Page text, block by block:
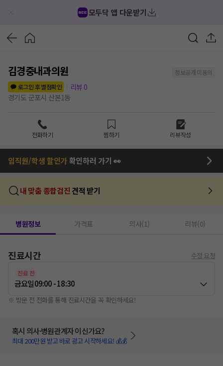
모두닥 앱 다운받기
김경중내과의원
정보공개 미동의
로그인 후 별점확인
리뷰 0
경기도 군포시 산본1동
전화하기 찜하기 리뷰작성
임직원/학생 할인가확인하러 가기 👀
내 맞춤 종합검진 견적 받기
병원정보 가격표 의사(1) 리뷰(0)
진료시간 수정 요청
진료 전
금요일09:00 - 18:30
※ 방문 전 전화를 통해 진료시간을 꼭 확인하세요!
혹시 의사·병원관계자 이신가요?
최대 200만원 받고 바로 광고 시작하세요! 💰💰